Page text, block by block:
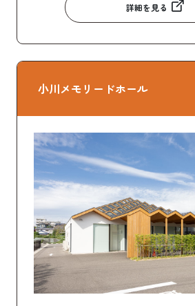
詳細を見る
小川メモリードホール